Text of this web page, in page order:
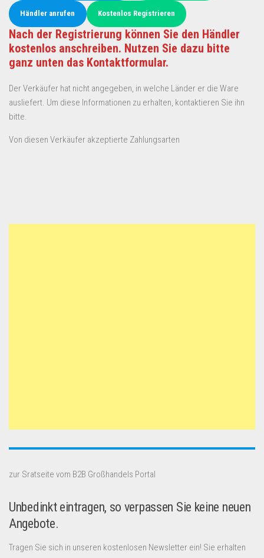
Händler anrufen Kostenlos Registrieren
Nach der Registrierung können Sie den Händler
kostenlos anschreiben. Nutzen Sie dazu bitte
ganz unten das Kontaktformular.
Der Verkäufer hat nicht angegeben, in welche Länder er die Ware
ausliefert. Um diese Informationen zu erhalten, kontaktieren Sie ihn
bitte.
Von diesen Verkäufer akzeptierte Zahlungsarten
zur Sratseite vom B2B Großhandels Portal
Unbedinkt eintragen, so verpassen Sie keine neuen
Angebote.
Tragen Sie sich in unseren kostenlosen Newsletter ein! Sie erhalten